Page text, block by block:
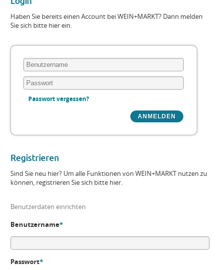
Haben Sie bereits einen Account bei WEIN+MARKT? Dann melden
Sie sich bitte hier ein.
Passwort vergessen?
Registrieren
Sind Sie neu hier? Um alle Funktionen von WEIN+MARKT nutzen zu
können, registrieren Sie sich bitte hier.
Benutzerdaten einrichten
Benutzername*
Passwort*